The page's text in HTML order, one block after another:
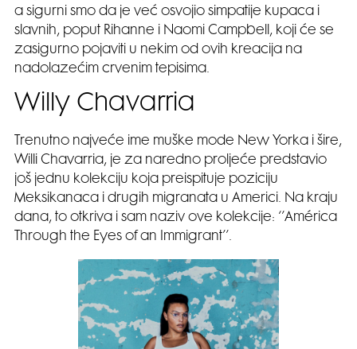
a sigurni smo da je već osvojio simpatije kupaca i
slavnih, poput Rihanne i Naomi Campbell, koji će se
zasigurno pojaviti u nekim od ovih kreacija na
nadolazećim crvenim tepisima.
Willy Chavarria
Trenutno najveće ime muške mode New Yorka i šire,
Willi Chavarria, je za naredno proljeće predstavio
još jednu kolekciju koja preispituje poziciju
Meksikanaca i drugih migranata u Americi. Na kraju
dana, to otkriva i sam naziv ove kolekcije: ‘’América
Through the Eyes of an Immigrant’’.